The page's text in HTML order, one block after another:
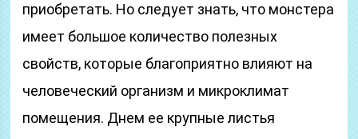
приобретать. Но следует знать, что монстера
имеет большое количество полезных
свойств, которые благоприятно влияют на
человеческий организм и микроклимат
помещения. Днем ее крупные листья